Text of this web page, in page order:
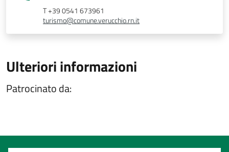
T +39 0541 673961
turismo@comune.verucchio.rn.it
Ulteriori informazioni
Patrocinato da: